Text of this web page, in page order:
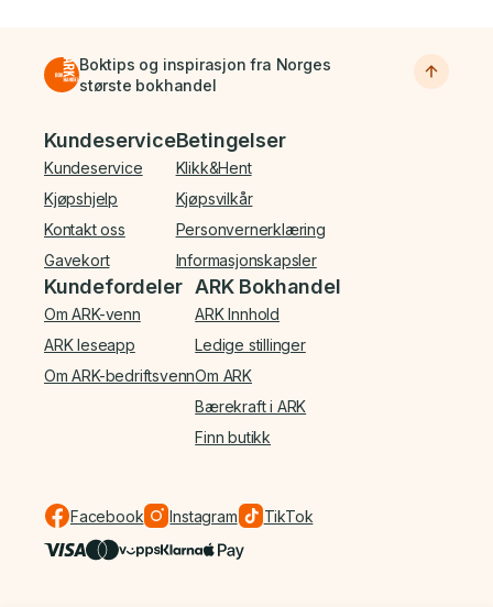
Boktips og inspirasjon fra Norges
største bokhandel
Bunnmeny
Kundeservice
Kundeservice
Kjøpshjelp
Kontakt oss
Gavekort
Betingelser
Klikk&Hent
Kjøpsvilkår
Personvernerklæring
Informasjonskapsler
Kundefordeler
Om ARK-venn
ARK leseapp
Om ARK-bedriftsvenn
ARK Bokhandel
ARK Innhold
Ledige stillinger
Om ARK
Bærekraft i ARK
Finn butikk
Facebook Instagram TikTok